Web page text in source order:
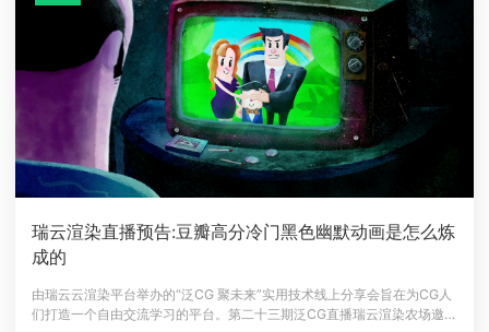
瑞云渲染直播预告:豆瓣高分冷门黑色幽默动画是怎么炼
成的
由瑞云云渲染平台举办的“泛CG 聚未来”实用技术线上分享会旨在为CG人
们打造一个自由交流学习的平台。第二十三期泛CG直播瑞云渲染农场邀请